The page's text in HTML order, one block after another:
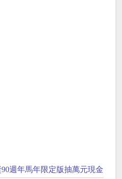
週年馬年限定版抽萬元現金